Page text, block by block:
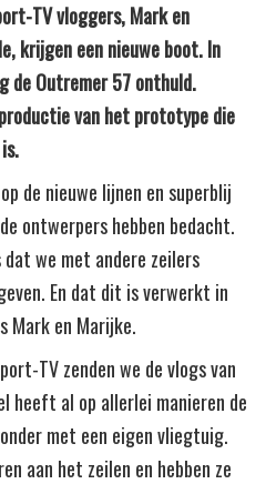
TV vloggers, Mark en
krijgen een nieuwe boot. In
de Outremer 57 onthuld.
van het prototype die
de nieuwe lijnen en superblij
ontwerpers hebben bedacht.
we met andere zeilers
En dat dit is verwerkt in
Mark en Marijke.
TV zenden we de vlogs van
heeft al op allerlei manieren de
met een eigen vliegtuig.
aan het zeilen en hebben ze